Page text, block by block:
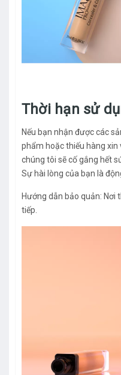
Thời hạn sử
Nếu bạn nhận được các
phẩm hoặc thiếu hàng xin
chúng tôi sẽ cố gắng hết
Sự hài lòng của bạn là
Hướng dẫn bảo quản:
tiếp.